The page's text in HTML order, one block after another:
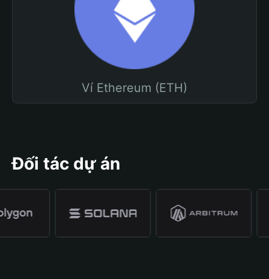
Ví Ethereum (ETH)
Đối tác dự án